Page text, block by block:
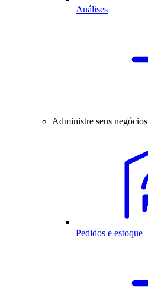
Análises
Administre seus negócios
Pedidos e estoque